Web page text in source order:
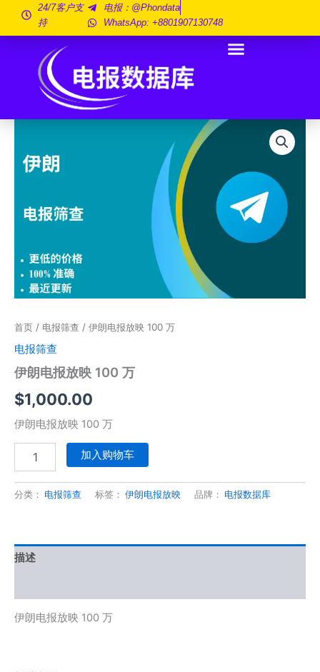
24/7客户支
持
电报：@phondata
WhatsApp: +8801907130748
首页 / 电报筛查 / 伊朗电报放映 100 万
电报筛查
伊朗电报放映 100 万
$1,000.00
伊朗电报放映 100 万
100
加入购物车
分类： 电报筛查 标签： 伊朗电报放映 品牌： 电报数据库
描述
伊朗电报放映 100 万